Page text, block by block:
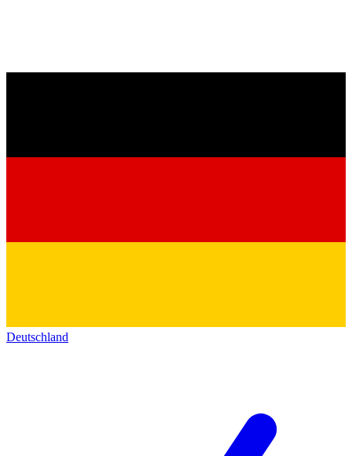
Deutschland